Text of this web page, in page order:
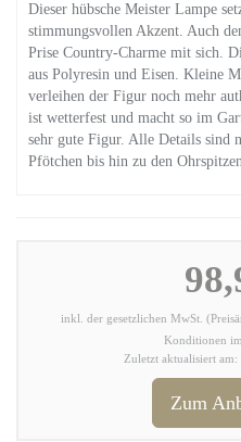
Dieser hübsche Meister Lampe
stimmungsvollen Akzent. Auch
Prise Country-Charme mit sich.
aus Polyresin und Eisen. Kleine
verleihen der Figur noch mehr
ist wetterfest und macht so im
sehr gute Figur. Alle Details sind
Pfötchen bis hin zu den
inkl. der gesetzlichen MwSt.
Konditionen
Zuletzt aktualisiert
Zum